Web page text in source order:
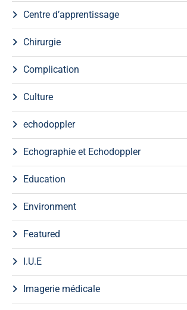
Centre d’apprentissage
Chirurgie
Complication
Culture
echodoppler
Echographie et Echodoppler
Education
Environment
Featured
I.U.E
Imagerie médicale